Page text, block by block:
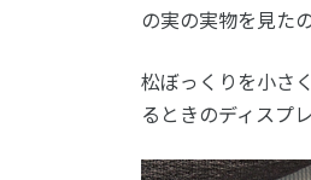
の実の実物を見た
松ぼっくりを小さ
るときのディスプ